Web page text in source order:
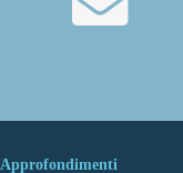
Approfondimenti